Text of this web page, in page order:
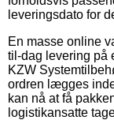
leveringsdato for
En masse online
til-dag levering på
KZW
ordren lægges
kan nå at få
logistikansatte